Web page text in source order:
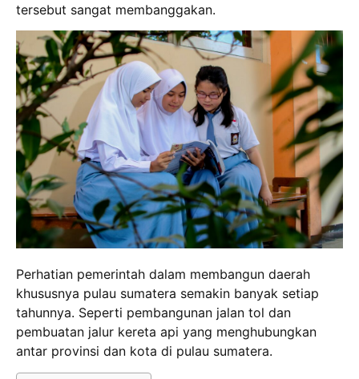
tersebut sangat membanggakan.
Perhatian pemerintah dalam membangun daerah
khususnya pulau sumatera semakin banyak setiap
tahunnya. Seperti pembangunan jalan tol dan
pembuatan jalur kereta api yang menghubungkan
antar provinsi dan kota di pulau sumatera.